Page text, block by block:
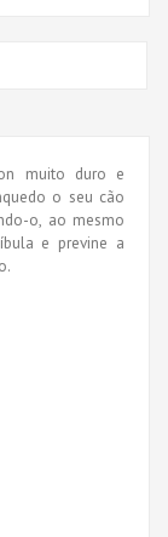
muito duro e
o seu cão
o, ao mesmo
e previne a